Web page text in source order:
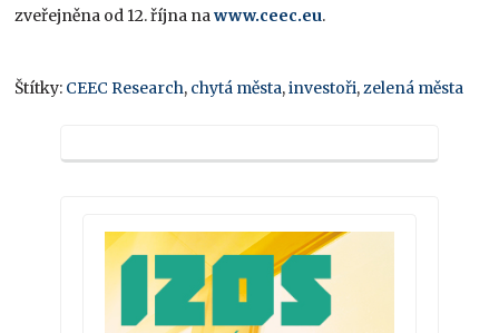
zveřejněna od 12. října nawww.ceec.eu.
Štítky: CEEC Research, chytá města,investoři,zelená města